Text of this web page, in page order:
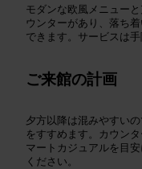
モダンな欧風メニュー
ウンターがあり、落ち
できます。サービスは
ご来館の計画
夕方以降は混みやすい
をすすめます。カウン
マートカジュアルを目
ください。